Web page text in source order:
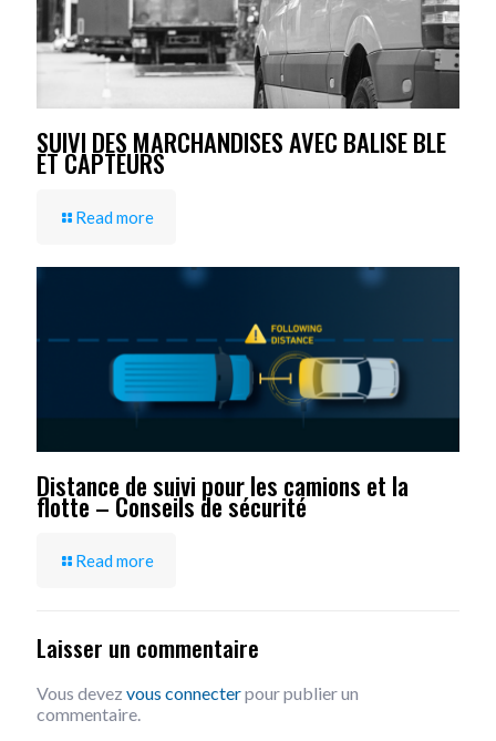
SUIVI DES MARCHANDISES AVEC BALISE BLE
ET CAPTEURS
Read more
Distance de suivi pour les camions et la
flotte – Conseils de sécurité
Read more
Laisser un commentaire
Vous devez vous connecterpour publier un
commentaire.